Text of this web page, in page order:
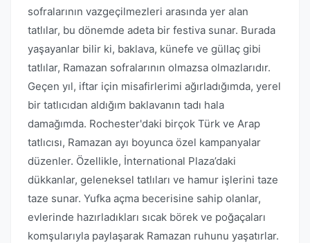
sofralarının vazgeçilmezleri arasında yer alan
tatlılar, bu dönemde adeta bir festiva sunar. Burada
yaşayanlar bilir ki, baklava, künefe ve güllaç gibi
tatlılar, Ramazan sofralarının olmazsa olmazlarıdır.
Geçen yıl, iftar için misafirlerimi ağırladığımda, yerel
bir tatlıcıdan aldığım baklavanın tadı hala
damağımda. Rochester'daki birçok Türk ve Arap
tatlıcısı, Ramazan ayı boyunca özel kampanyalar
düzenler. Özellikle, İnternational Plaza’daki
dükkanlar, geleneksel tatlıları ve hamur işlerini taze
taze sunar. Yufka açma becerisine sahip olanlar,
evlerinde hazırladıkları sıcak börek ve poğaçaları
komşularıyla paylaşarak Ramazan ruhunu yaşatırlar.